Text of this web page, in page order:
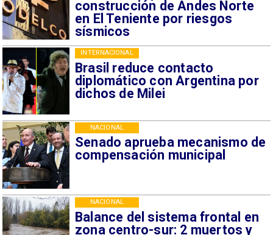
construcción de Andes Norte
en El Teniente por riesgos
sísmicos
Brasil reduce contacto
diplomático con Argentina por
dichos de Milei
INTERNACIONAL
Senado aprueba mecanismo de
compensación municipal
NACIONAL
Balance del sistema frontal en
zona centro-sur: 2 muertos y
NACIONAL